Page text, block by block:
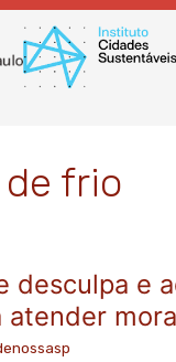
frio
desculpa e
atender